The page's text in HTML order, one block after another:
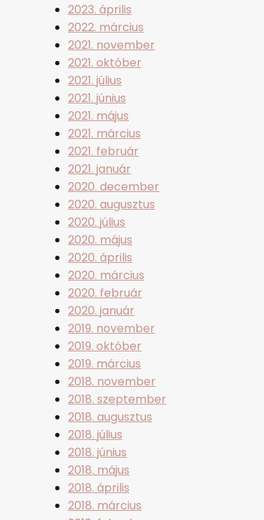
2023. április
2022. március
2021. november
2021. október
2021. július
2021. június
2021. május
2021. március
2021. február
2021. január
2020. december
2020. augusztus
2020. július
2020. május
2020. április
2020. március
2020. február
2020. január
2019. november
2019. október
2019. március
2018. november
2018. szeptember
2018. augusztus
2018. július
2018. június
2018. május
2018. április
2018. március